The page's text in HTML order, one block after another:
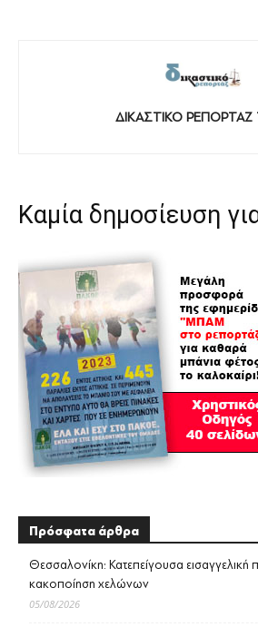
ΔΙΚΑΣΤΙΚΟ ΡΕΠΟΡΤΑΖ
Καμία δημοσίευση
Πρόσφατα άρθρα
Θεσσαλονίκη: Κατεπείγουσα εισαγγελική
κακοποίηση χελώνων
05/08/2026